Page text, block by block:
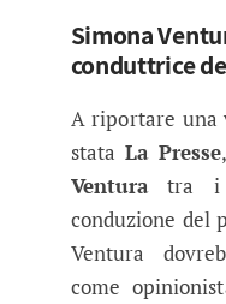
Simona
conduttrice
A riportare una
stata La Presse
Venturatra i
conduzione del
Ventura
come